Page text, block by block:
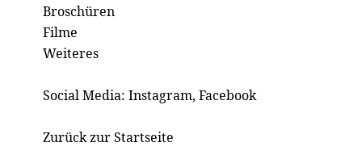
Broschüren
Filme
Weiteres
Social Media: Instagram, Facebook
Zurück zur Startseite